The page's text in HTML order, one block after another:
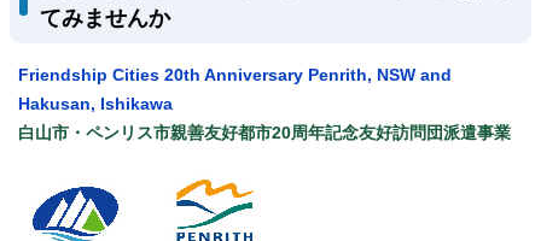
てみませんか
Friendship Cities 20th Anniversary Penrith, NSW and
Hakusan, Ishikawa
白山市・ペンリス市親善友好都市20周年記念友好訪問団派遣事業